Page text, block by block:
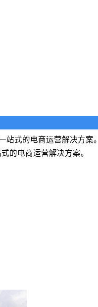
式的电商运营解决方案。
的电商运营解决方案。